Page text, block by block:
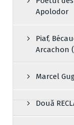
Apolodor
Piaf,
Arcachon
Marcel
Două